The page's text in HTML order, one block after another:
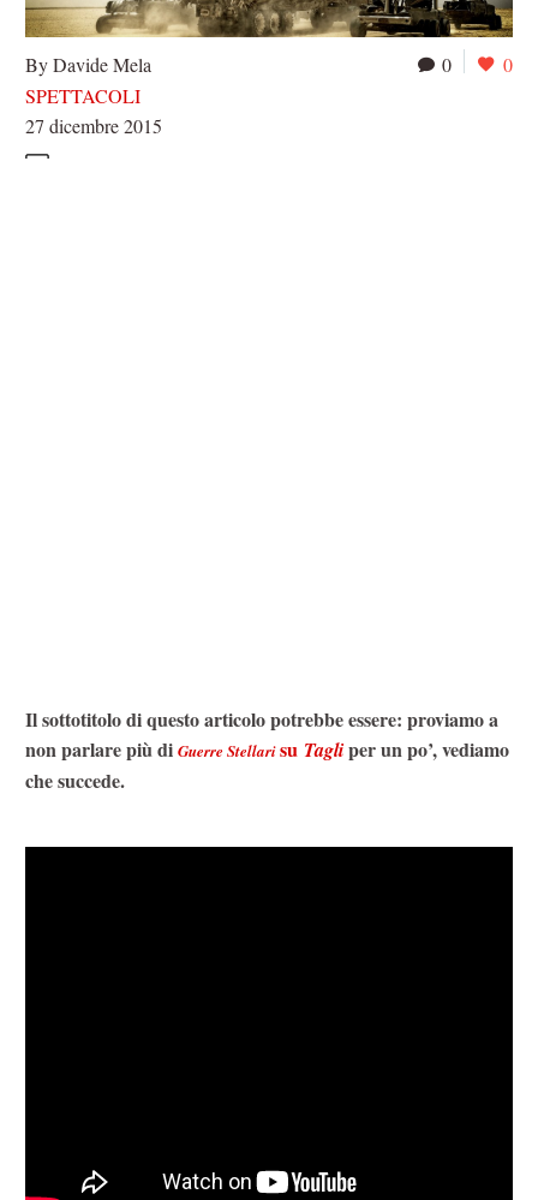
0 0
By Davide Mela
SPETTACOLI
27 dicembre 2015
Il sottotitolo di questo articolo potrebbe essere: proviamo a
non parlare più di Guerre Stellarisu Tagliper un po’, vediamo
che succede.